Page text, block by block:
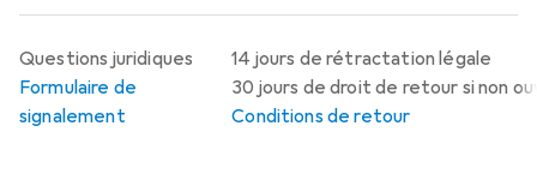
14 jours de rétractation légale
30 jours de droit de retour si non
Conditions de retour
Questions juridiques
Formulaire de
signalement